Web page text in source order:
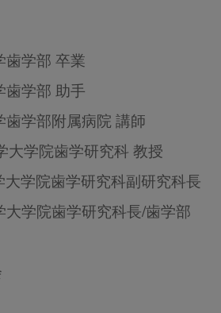
学部 卒業
学部 助手
学部附属病院 講師
学院歯学研究科 教授
学院歯学研究科副研究科長
学院歯学研究科長/歯学部